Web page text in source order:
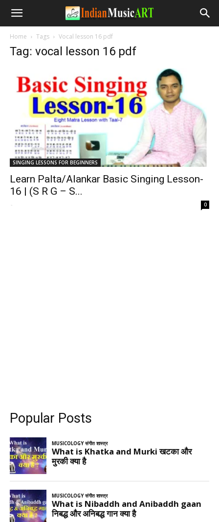
Home Tags Vocal lesson 16 pdf
Tag: vocal lesson 16 pdf
SINGING LESSONS FOR BEGINNERS
Learn Palta/Alankar Basic Singing Lesson-
16 | (S R G – S...
- 0
Popular Posts